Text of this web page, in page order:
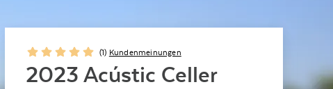
(1) Kundenmeinungen
2023 Acústic Celler